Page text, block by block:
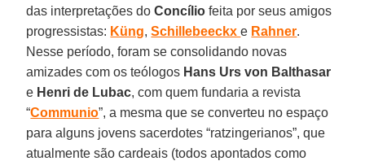
das interpretações doConcíliofeita por seus amigos
progressistas: Küng,Schillebeeckxe Rahner.
Nesse período, foram se consolidando novas
amizades com os teólogos Hans Urs von Balthasar
e Henri de Lubac, com quem fundaria a revista
“Communio”, a mesma que se converteu no espaço
para alguns jovens sacerdotes “ratzingerianos”, que
atualmente são cardeais (todos apontados como